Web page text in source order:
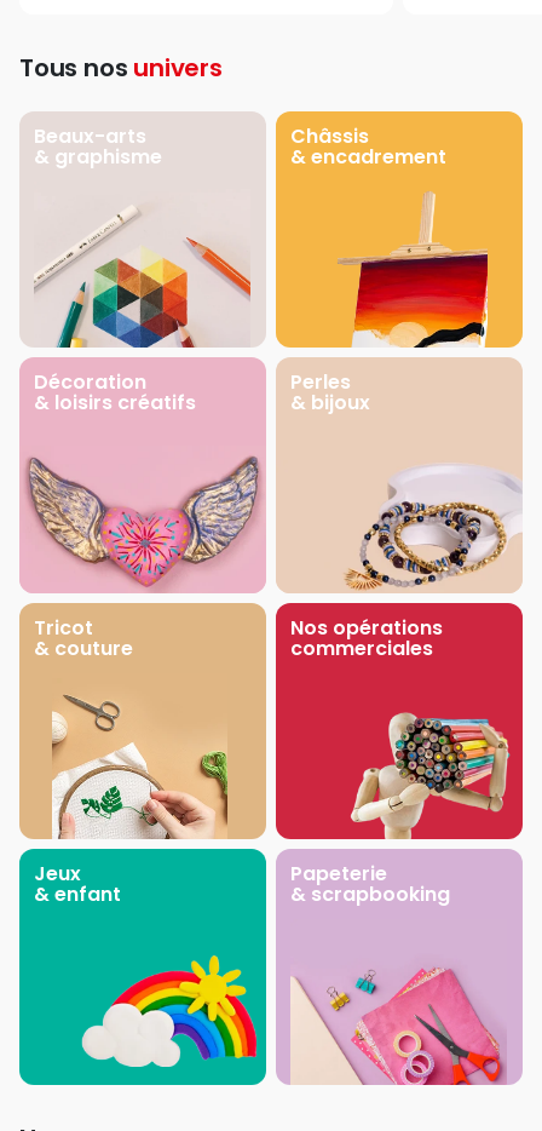
Tous nos univers
Beaux-arts
& graphisme
Châssis
& encadrement
Décoration
& loisirs créatifs
Perles
& bijoux
Tricot
& couture
Nos opérations
commerciales
Jeux
& enfant
Papeterie
& scrapbooking